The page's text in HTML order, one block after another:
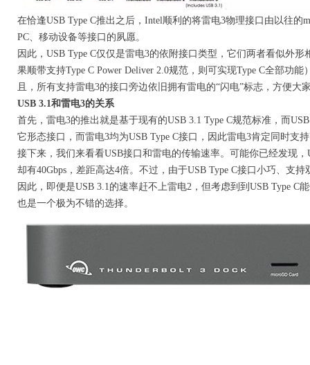
在恰逢USB Type C推出之后，Intel顺利的将雷电3物理接口由以往的
PC、移动设备等接口的夙愿。
因此，USB Type C仅仅是雷电3的依附接口类型，它们两者看似外
果顺带支持Type C Power Deliver 2.0规范，则可实现Type C全部功
且，所有支持雷电3的接口旁边依旧拥有雷电的“闪电”标志，方便大
USB 3.1和雷电3的关系
首先，雷电3的推出就是基于现有的USB 3.1 Type C规范标准，而
它形态接口，而雷电3均为USB Type C接口，因此雷电3肯定同时支
接下来，我们来看看USB接口和雷电的传输速率。可能你已经发现
却有40Gbps，差距高达4倍。不过，由于USB Type C接口小巧、支
因此，即便是USB 3.1的速率赶不上雷电2，但考虑到到USB Type
也是一个极为不错的选择。